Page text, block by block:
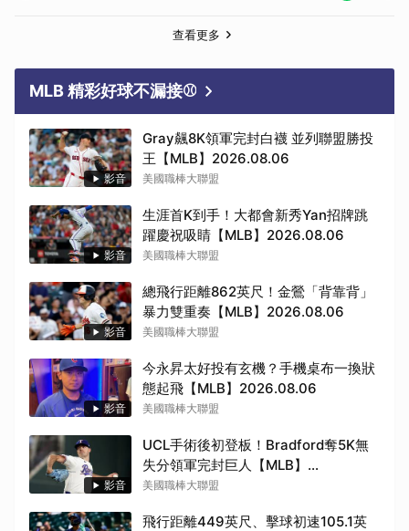
查看更多
MLB 精彩好球不漏接⚾
影音
Gray飆8K領軍完封白襪 並列聯盟勝投
王【MLB】2026.08.06
美國職棒大聯盟
影音
生涯首K到手！大都會新秀Yan招牌跳
躍慶祝吸睛【MLB】2026.08.06
美國職棒大聯盟
影音
總飛行距離862英尺！金鶯「背靠背」
暴力雙重奏【MLB】2026.08.06
美國職棒大聯盟
影音
今永昇太好投有玄機？手機桌布一換狀
態起飛【MLB】2026.08.06
美國職棒大聯盟
影音
UCL手術後初登板！Bradford奪5K無
失分領軍完封巨人【MLB】
2026.08.06
美國職棒大聯盟
飛行距離449英尺、擊球初速105.1英